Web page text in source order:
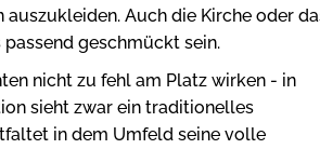
Auch die Kirche oder
geschmückt sein.
nicht zu fehl am Platz wirken - in
sieht zwar ein traditionelles
in dem Umfeld seine volle